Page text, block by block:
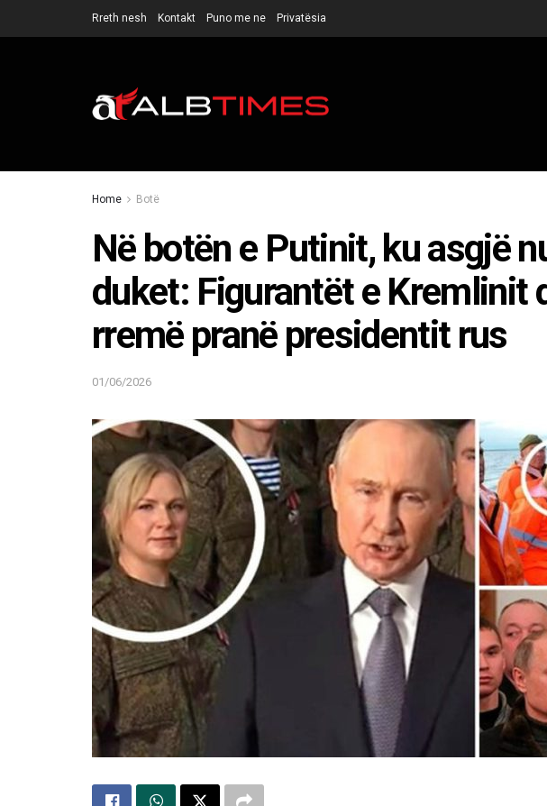
Rreth nesh Kontakt Puno me ne Privatësia
Home Botë
Në botën e Putinit, ku asgjë
duket: Figurantët e Kremlinit
rremë pranë presidentit rus
01/06/2026